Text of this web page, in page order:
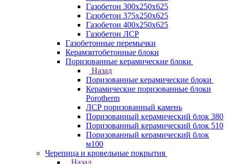
Газобетон 300х250х625
Газобетон 375х250х625
Газобетон 400х250х625
Газобетон ЛСР
Газобетонные перемычки
Керамзитобетонные блоки
Поризованные керамические блоки
Назад
Поризованные керамические блоки
Керамические поризованные блоки
Porotherm
ЛСР поризованный камень
Поризованный керамический блок 380
Поризованный керамический блок 510
Поризованный керамический блок
м100
Черепица и кровельные покрытия
Назад